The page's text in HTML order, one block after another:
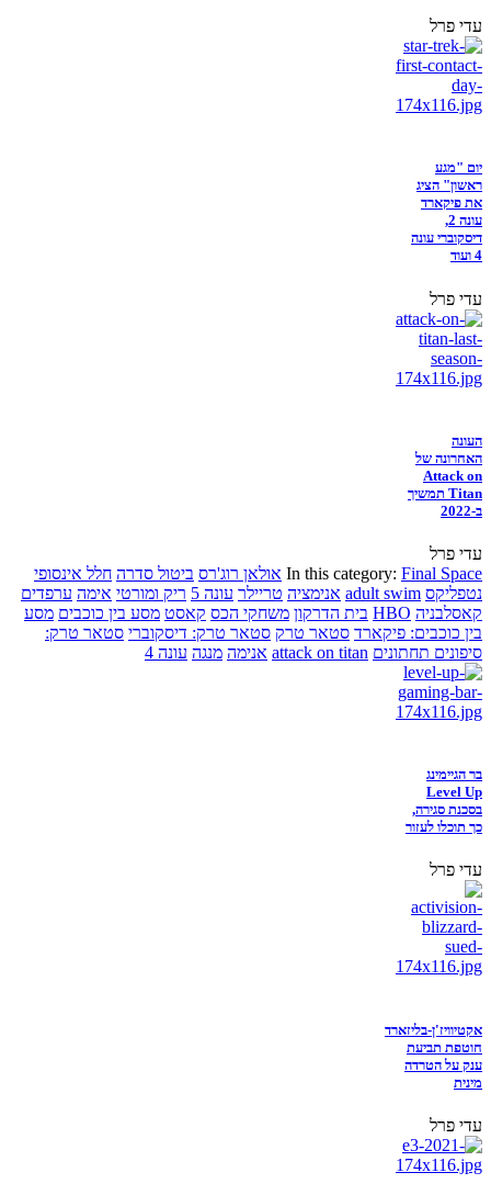
עדי פרל
יום "מגע
ראשון" הציג
את פיקארד
עונה 2,
דיסקוברי עונה
4 ועוד
עדי פרל
העונה
האחרונה של
Attack on
Titan תמשיך
ב-2022
עדי פרל
In this category: Final Space אולאן רוג'רס ביטול סדרה חלל אינסופי
נטפליקס adult swim אנימציה טריילר עונה 5 ריק ומורטי אימה ערפדים
קאסלבניה HBO בית הדרקון משחקי הכס קאסט מסע בין כוכבים מסע
בין כוכבים: פיקארד סטאר טרק סטאר טרק: דיסקוברי סטאר טרק:
סיפונים תחתונים attack on titan אנימה מנגה עונה 4
בר הגיימינג
Level Up
בסכנת סגירה,
כך תוכלו לעזור
עדי פרל
אקטיוויז'ן-בליזארד
חוטפת תביעת
ענק על הטרדה
מינית
עדי פרל